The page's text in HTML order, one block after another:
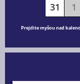
31
1
Prejdite myšou nad